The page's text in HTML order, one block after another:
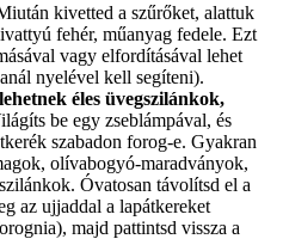
kivetted a szűrőket, alattuk
fehér, műanyag fedele. Ezt
vagy elfordításával lehet
nyelével kell segíteni).
éles üvegszilánkok,
be egy zseblámpával, és
szabadon forog-e. Gyakran
olívabogyó-maradványok,
Óvatosan távolítsd el a
az ujjaddal a lapátkereket
majd pattintsd vissza a